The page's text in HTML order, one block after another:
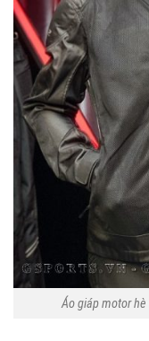
Áo giáp motor